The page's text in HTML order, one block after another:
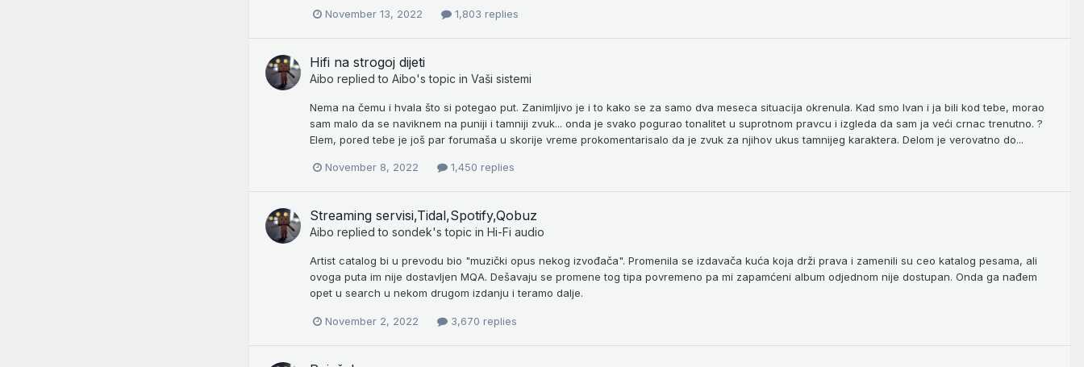
November 13, 2022 1,803 replies
Hifi na strogoj dijeti
Aibo replied to Aibo's topic in Vaši sistemi
Nema na čemu i hvala što si potegao put. Zanimljivo je i to kako se za samo dva meseca situacija okrenula. Kad smo Ivan i ja bili kod tebe, morao
sam malo da se naviknem na puniji i tamniji zvuk... onda je svako pogurao tonalitet u suprotnom pravcu i izgleda da sam ja veći crnac trenutno. ?
Elem, pored tebe je još par forumaša u skorije vreme prokomentarisalo da je zvuk za njihov ukus tamnijeg karaktera. Delom je verovatno do...
November 8, 2022 1,450 replies
Streaming servisi,Tidal,Spotify,Qobuz
Aibo replied to sondek's topic in Hi-Fi audio
Artist catalog bi u prevodu bio "muzički opus nekog izvođača". Promenila se izdavača kuća koja drži prava i zamenili su ceo katalog pesama, ali
ovoga puta im nije dostavljen MQA. Dešavaju se promene tog tipa povremeno pa mi zapamćeni album odjednom nije dostupan. Onda ga nađem
opet u search u nekom drugom izdanju i teramo dalje.
November 2, 2022 3,670 replies